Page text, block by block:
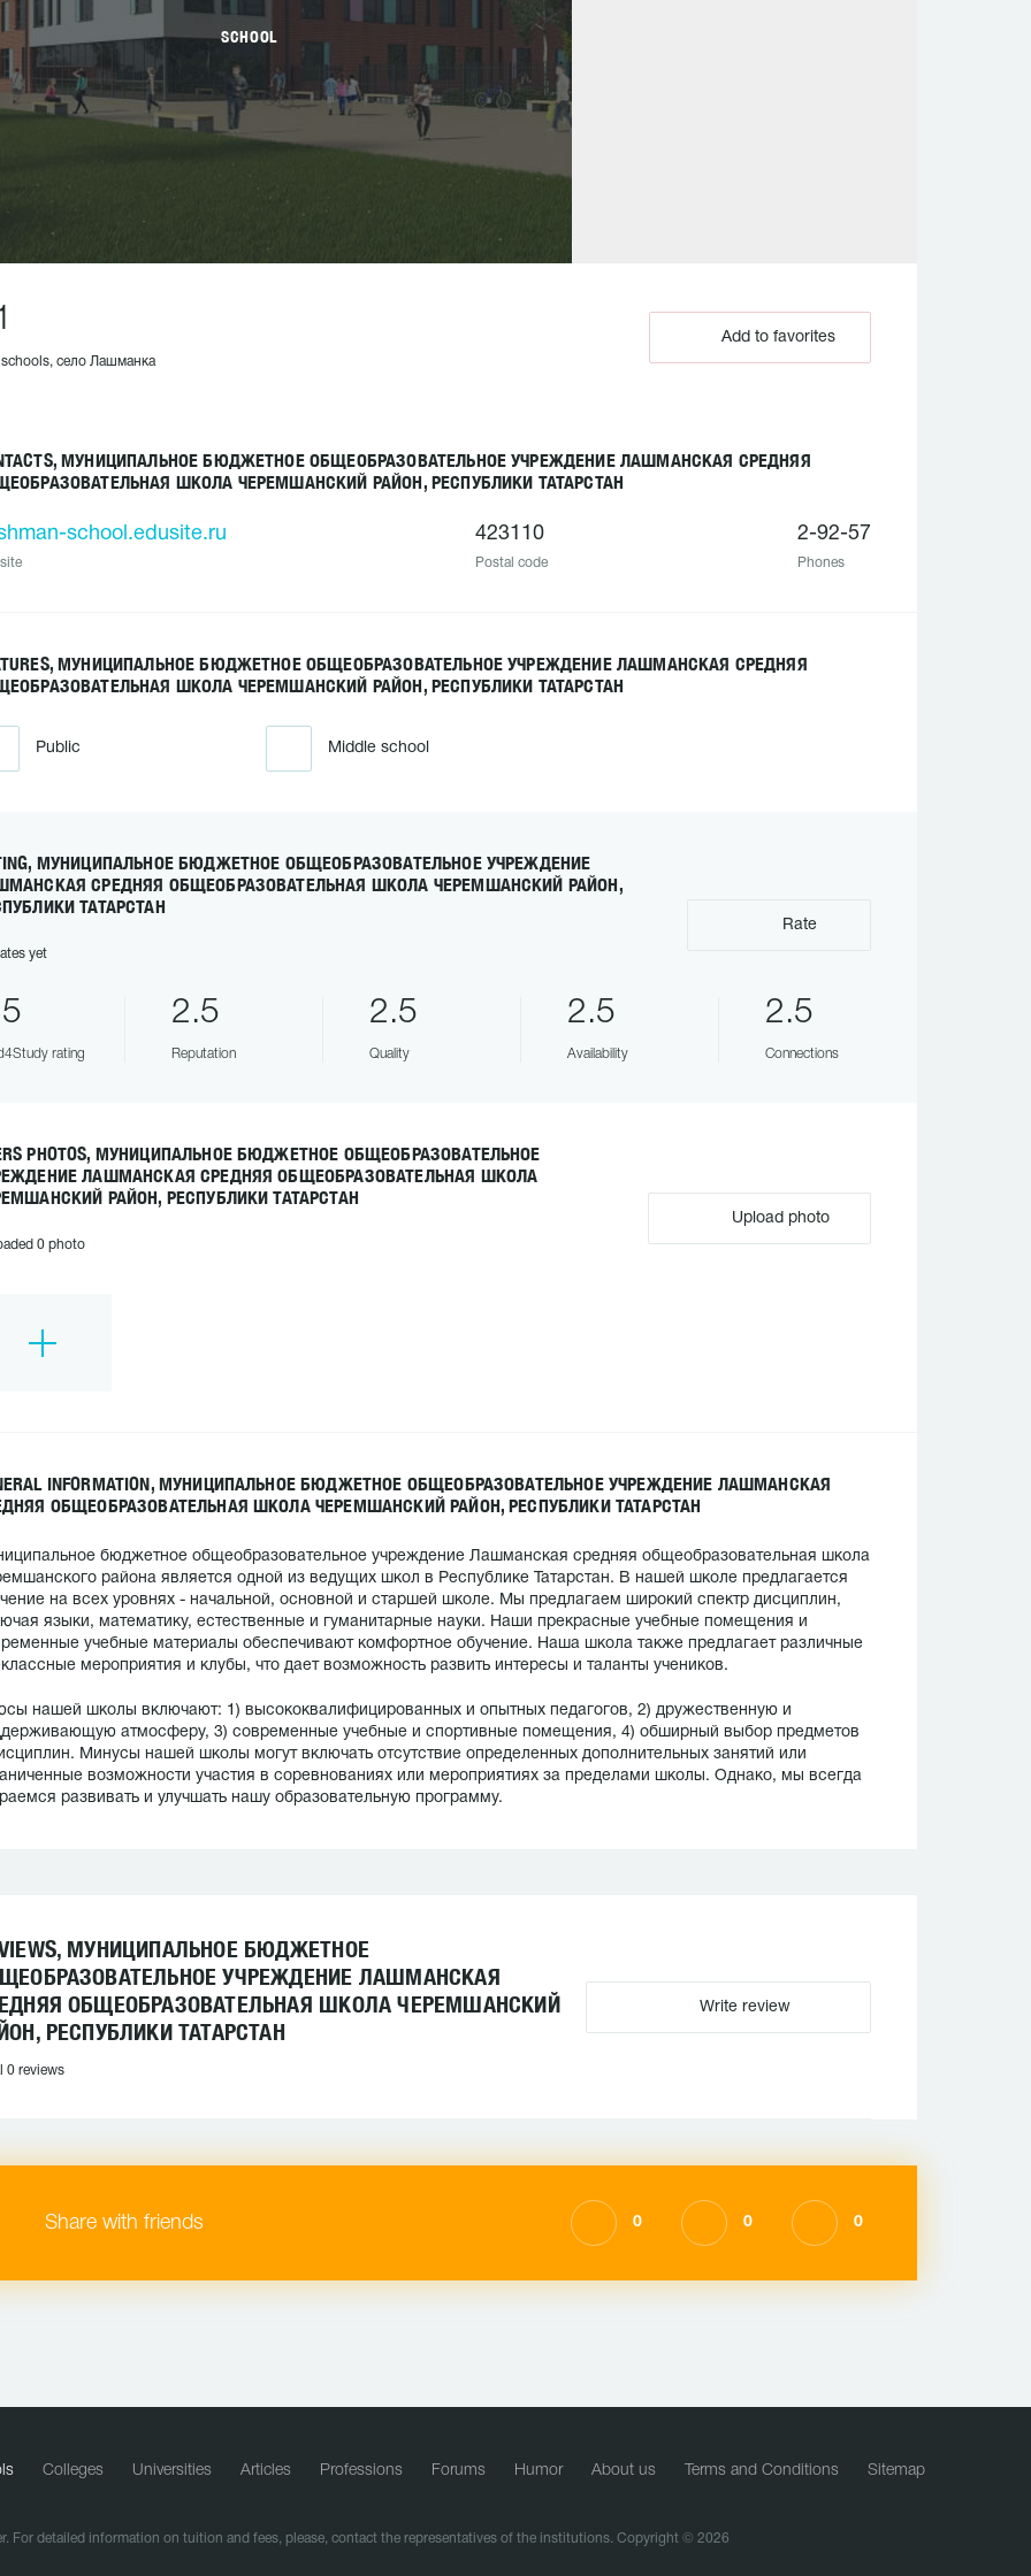
SCHOOL
село Лашманка
Add to favorites
МУНИЦИПАЛЬНОЕ БЮДЖЕТНОЕ ОБЩЕОБРАЗОВАТЕЛЬНОЕ УЧРЕЖДЕНИЕ ЛАШМАНСКАЯ СРЕДНЯЯ
ШКОЛА ЧЕРЕМШАНСКИЙ РАЙОН, РЕСПУБЛИКИ ТАТАРСТАН
school.edusite.ru 423110
Postal code
2-92-57
Phones
МУНИЦИПАЛЬНОЕ БЮДЖЕТНОЕ ОБЩЕОБРАЗОВАТЕЛЬНОЕ УЧРЕЖДЕНИЕ ЛАШМАНСКАЯ СРЕДНЯЯ
ШКОЛА ЧЕРЕМШАНСКИЙ РАЙОН, РЕСПУБЛИКИ ТАТАРСТАН
Public Middle school
МУНИЦИПАЛЬНОЕ БЮДЖЕТНОЕ ОБЩЕОБРАЗОВАТЕЛЬНОЕ УЧРЕЖДЕНИЕ
СРЕДНЯЯ ОБЩЕОБРАЗОВАТЕЛЬНАЯ ШКОЛА ЧЕРЕМШАНСКИЙ РАЙОН,
ТАТАРСТАН
yet
Rate
rating
2.5
Reputation
2.5
Quality
2.5
Availability
2.5
Connections
PHOTOS, МУНИЦИПАЛЬНОЕ БЮДЖЕТНОЕ ОБЩЕОБРАЗОВАТЕЛЬНОЕ
ЛАШМАНСКАЯ СРЕДНЯЯ ОБЩЕОБРАЗОВАТЕЛЬНАЯ ШКОЛА
РАЙОН, РЕСПУБЛИКИ ТАТАРСТАН
0 photo
Upload photo
INFORMATION, МУНИЦИПАЛЬНОЕ БЮДЖЕТНОЕ ОБЩЕОБРАЗОВАТЕЛЬНОЕ УЧРЕЖДЕНИЕ ЛАШМАНСКАЯ
ОБЩЕОБРАЗОВАТЕЛЬНАЯ ШКОЛА ЧЕРЕМШАНСКИЙ РАЙОН, РЕСПУБЛИКИ ТАТАРСТАН
бюджетное общеобразовательное учреждение Лашманская средняя общеобразовательная школа
района является одной из ведущих школ в Республике Татарстан. В нашей школе предлагается
на всех уровнях - начальной, основной и старшей школе. Мы предлагаем широкий спектр дисциплин,
языки, математику, естественные и гуманитарные науки. Наши прекрасные учебные помещения и
учебные материалы обеспечивают комфортное обучение. Наша школа также предлагает различные
мероприятия и клубы, что дает возможность развить интересы и таланты учеников.
нашей школы включают: 1) высококвалифицированных и опытных педагогов, 2) дружественную и
атмосферу, 3) современные учебные и спортивные помещения, 4) обширный выбор предметов
Минусы нашей школы могут включать отсутствие определенных дополнительных занятий или
возможности участия в соревнованиях или мероприятиях за пределами школы. Однако, мы всегда
развивать и улучшать нашу образовательную программу.
МУНИЦИПАЛЬНОЕ БЮДЖЕТНОЕ
УЧРЕЖДЕНИЕ ЛАШМАНСКАЯ
ОБЩЕОБРАЗОВАТЕЛЬНАЯ ШКОЛА ЧЕРЕМШАНСКИЙ
РЕСПУБЛИКИ ТАТАРСТАН
0 reviews
Write review
Share with friends 0 0 0
Colleges Universities Articles Professions Forums Humor About us Terms and Conditions Sitemap
For detailed information on tuition and fees, please, contact the representatives of the institutions. Copyright © 2026